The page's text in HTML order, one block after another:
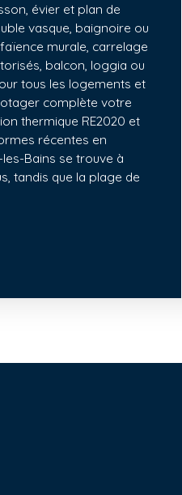
évier et plan de
vasque, baignoire ou
murale, carrelage
balcon, loggia ou
tous les logements et
complète votre
thermique RE2020 et
récentes en
Bains se trouve à
tandis que la plage de